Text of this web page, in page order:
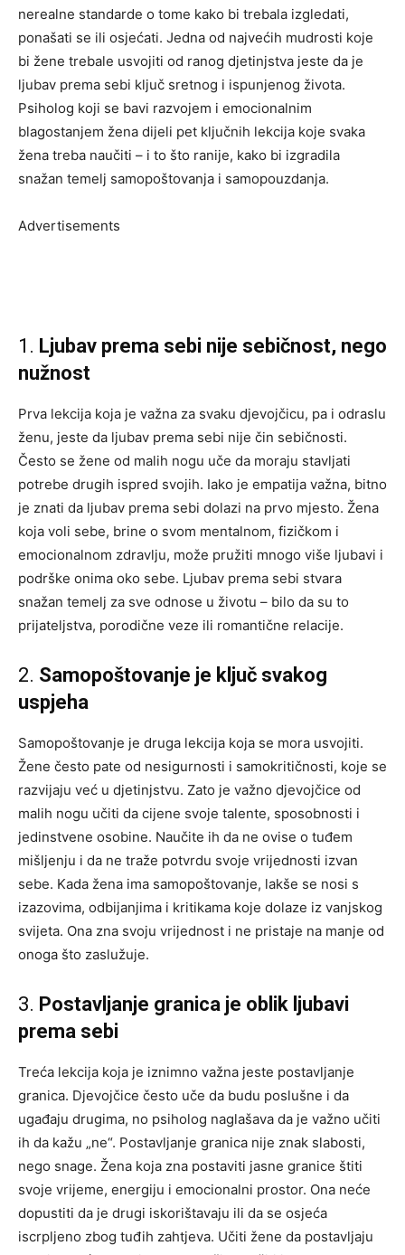
nerealne standarde o tome kako bi trebala izgledati,
ponašati se ili osjećati. Jedna od najvećih mudrosti koje
bi žene trebale usvojiti od ranog djetinjstva jeste da je
ljubav prema sebi ključ sretnog i ispunjenog života.
Psiholog koji se bavi razvojem i emocionalnim
blagostanjem žena dijeli pet ključnih lekcija koje svaka
žena treba naučiti – i to što ranije, kako bi izgradila
snažan temelj samopoštovanja i samopouzdanja.
Advertisements
1. Ljubav prema sebi nije sebičnost, nego
nužnost
Prva lekcija koja je važna za svaku djevojčicu, pa i odraslu
ženu, jeste da ljubav prema sebi nije čin sebičnosti.
Često se žene od malih nogu uče da moraju stavljati
potrebe drugih ispred svojih. Iako je empatija važna, bitno
je znati da ljubav prema sebi dolazi na prvo mjesto. Žena
koja voli sebe, brine o svom mentalnom, fizičkom i
emocionalnom zdravlju, može pružiti mnogo više ljubavi i
podrške onima oko sebe. Ljubav prema sebi stvara
snažan temelj za sve odnose u životu – bilo da su to
prijateljstva, porodične veze ili romantične relacije.
2. Samopoštovanje je ključ svakog
uspjeha
Samopoštovanje je druga lekcija koja se mora usvojiti.
Žene često pate od nesigurnosti i samokritičnosti, koje se
razvijaju već u djetinjstvu. Zato je važno djevojčice od
malih nogu učiti da cijene svoje talente, sposobnosti i
jedinstvene osobine. Naučite ih da ne ovise o tuđem
mišljenju i da ne traže potvrdu svoje vrijednosti izvan
sebe. Kada žena ima samopoštovanje, lakše se nosi s
izazovima, odbijanjima i kritikama koje dolaze iz vanjskog
svijeta. Ona zna svoju vrijednost i ne pristaje na manje od
onoga što zaslužuje.
3. Postavljanje granica je oblik ljubavi
prema sebi
Treća lekcija koja je iznimno važna jeste postavljanje
granica. Djevojčice često uče da budu poslušne i da
ugađaju drugima, no psiholog naglašava da je važno učiti
ih da kažu „ne“. Postavljanje granica nije znak slabosti,
nego snage. Žena koja zna postaviti jasne granice štiti
svoje vrijeme, energiju i emocionalni prostor. Ona neće
dopustiti da je drugi iskorištavaju ili da se osjeća
iscrpljeno zbog tuđih zahtjeva. Učiti žene da postavljaju